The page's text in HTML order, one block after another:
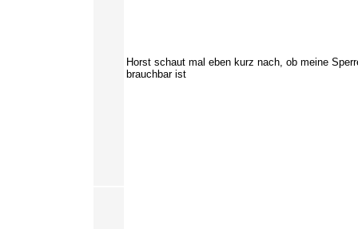
Horst schaut mal eben kurz nach, ob meine
brauchbar ist